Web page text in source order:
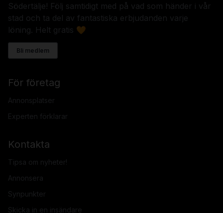
Södertälje! Följ samtidigt med på vad som händer i vår
stad och ta del av fantastiska erbjudanden varje
löning. Helt gratis 🧡
Bli medlem
För företag
Annonsplatser
Experten förklarar
Kontakta
Tipsa om nyheter!
Annonsera
Synpunkter
Skicka in en insändare